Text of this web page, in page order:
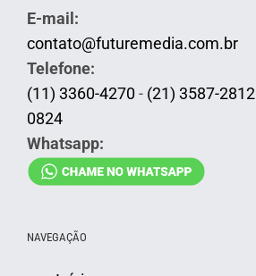
E-mail:
contato@futuremedia.com.br
Telefone:
(11) 3360-4270 - (21) 3587-2812
0824
Whatsapp:
NAVEGAÇÃO